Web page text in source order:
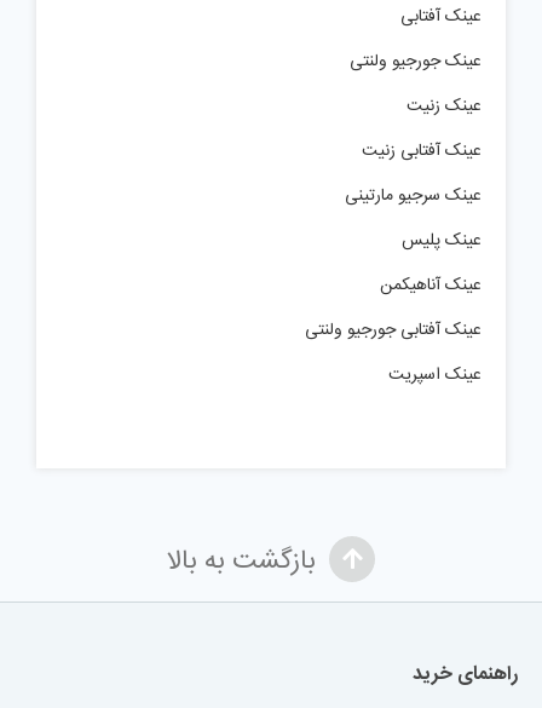
عینک آفتابی
عینک جورجیو ولنتی
عینک زنیت
عینک آفتابی زنیت
عینک سرجیو مارتینی
عینک پلیس
عینک آناهیکمن
عینک آفتابی جورجیو ولنتی
عینک اسپریت
بازگشت به بالا
راهنمای خرید